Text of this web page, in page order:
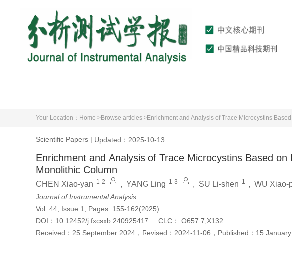
Your Location： Home >Browse articles >Enrichment and Analysis of Trace Microcystins
Scientific Papers | Updated：2025-10-13
Enrichment and Analysis of Trace Microcystins Based
Monolithic Column
CHEN Xiao-yan 1 2 , YANG Ling 1 3 , SU Li-shen 1 , WU Xiao-
Journal of Instrumental Analysis
Vol. 44, Issue 1, Pages: 155-162(2025)
DOI： 10.12452/j.fxcsxb.240925417 CLC：
O657.7;X132
Received： 25 September 2024 ， Revised： 2024-11-06 ， Published： 15